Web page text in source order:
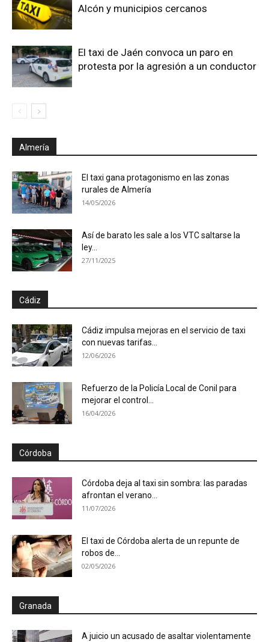
Alcón y municipios cercanos
El taxi de Jaén convoca un paro en
protesta por la agresión a un conductor
Almería
El taxi gana protagonismo en las zonas
rurales de Almería
14/05/2026
Así de barato les sale a los VTC saltarse la
ley...
27/11/2025
Cádiz
Cádiz impulsa mejoras en el servicio de taxi
con nuevas tarifas...
12/06/2026
Refuerzo de la Policía Local de Conil para
mejorar el control...
16/04/2026
Córdoba
Córdoba deja al taxi sin sombra: las paradas
afrontan el verano...
11/07/2026
El taxi de Córdoba alerta de un repunte de
robos de...
02/05/2026
Granada
A juicio un acusado de asaltar violentamente